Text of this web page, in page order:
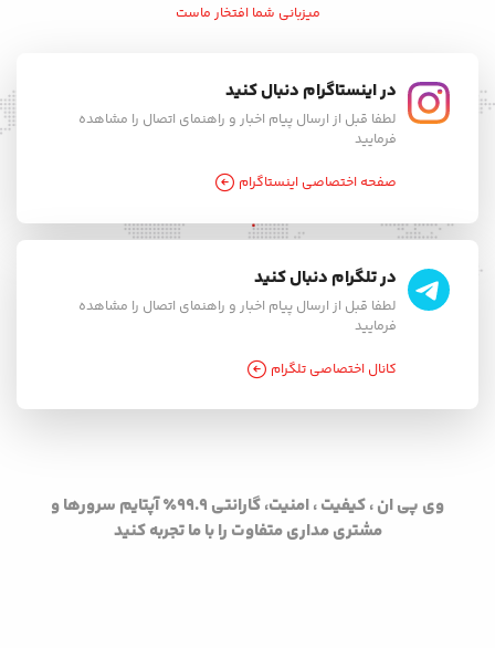
میزبانی شما افتخار ماست
در اینستاگرام دنبال کنید
لطفا قبل از ارسال پیام اخبار و راهنمای اتصال را مشاهده
فرمایید
صفحه اختصاصی اینستاگرام
در تلگرام دنبال کنید
لطفا قبل از ارسال پیام اخبار و راهنمای اتصال را مشاهده
فرمایید
کانال اختصاصی تلگرام
وی پی ان ، کیفیت ، امنیت، گارانتی ۹۹.۹٪ آپتایم سرورها و
مشتری مداری متفاوت را با ما تجربه کنید